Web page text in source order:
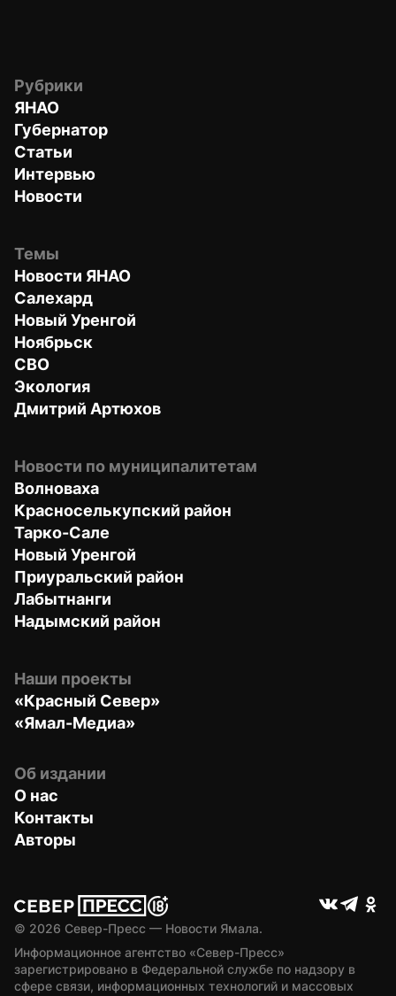
Рубрики
ЯНАО
Губернатор
Статьи
Интервью
Новости
Темы
Новости ЯНАО
Салехард
Новый Уренгой
Ноябрьск
СВО
Экология
Дмитрий Артюхов
Новости по муниципалитетам
Волноваха
Красноселькупский район
Тарко-Сале
Новый Уренгой
Приуральский район
Лабытнанги
Надымский район
Наши проекты
«Красный Север»
«Ямал-Медиа»
Об издании
О нас
Контакты
Авторы
© 2026 Север-Пресс — Новости Ямала.
Информационное агентство «Север-Пресс»
зарегистрировано в Федеральной службе по надзору в
сфере связи, информационных технологий и массовых